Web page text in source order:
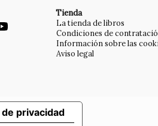
Tienda
La tienda de libros
Condiciones de
Información sobre las
Aviso legal
privacidad